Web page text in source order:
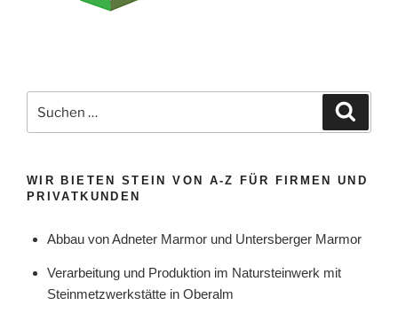
nach:
WIR BIETEN STEIN VON A-Z FÜR FIRMEN UND
PRIVATKUNDEN
Abbau von Adneter Marmor und Untersberger Marmor
Verarbeitung und Produktion im Natursteinwerk mit
Steinmetzwerkstätte in Oberalm